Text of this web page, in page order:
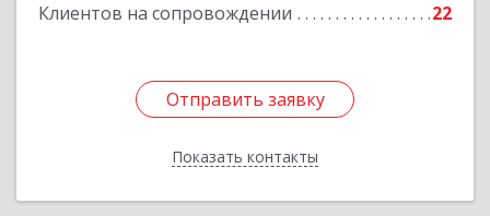
Клиентов на сопровождении 22
Отправить заявку
Показать контакты
Отправить заявку
Назад